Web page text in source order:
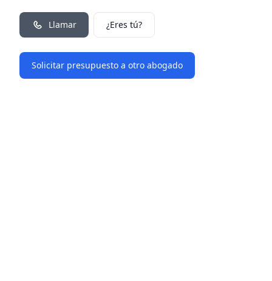
Llamar ¿Eres tú?
Solicitar presupuesto a otro abogado